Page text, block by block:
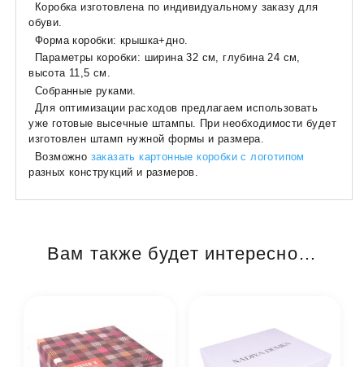
Коробка изготовлена ​​по индивидуальному заказу для
обуви.
Форма коробки: крышка+дно.
Параметры коробки: ширина 32 см, глубина 24 см,
высота 11,5 см.
Собранные руками.
Для оптимизации расходов предлагаем использовать
уже готовые высечные штампы. При необходимости будет
изготовлен штамп нужной формы и размера.
Возможно заказать картонные коробки с логотипом
разных конструкций и размеров.
Вам также будет интересно…